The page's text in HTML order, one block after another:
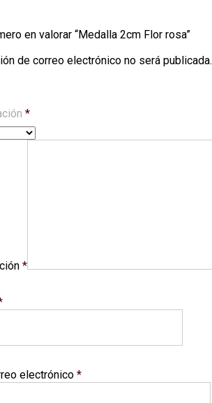
en valorar “Medalla 2cm Flor rosa”
de correo electrónico no será publicada.
*
*
electrónico *